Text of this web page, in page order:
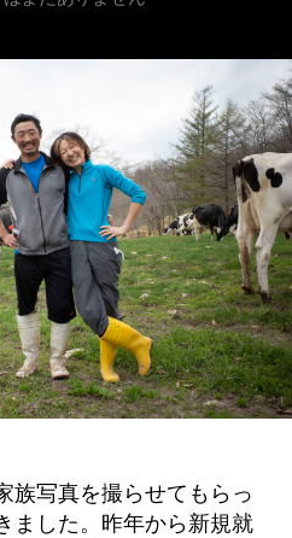
日
族写真を撮らせてもらっ
ました。昨年から新規就